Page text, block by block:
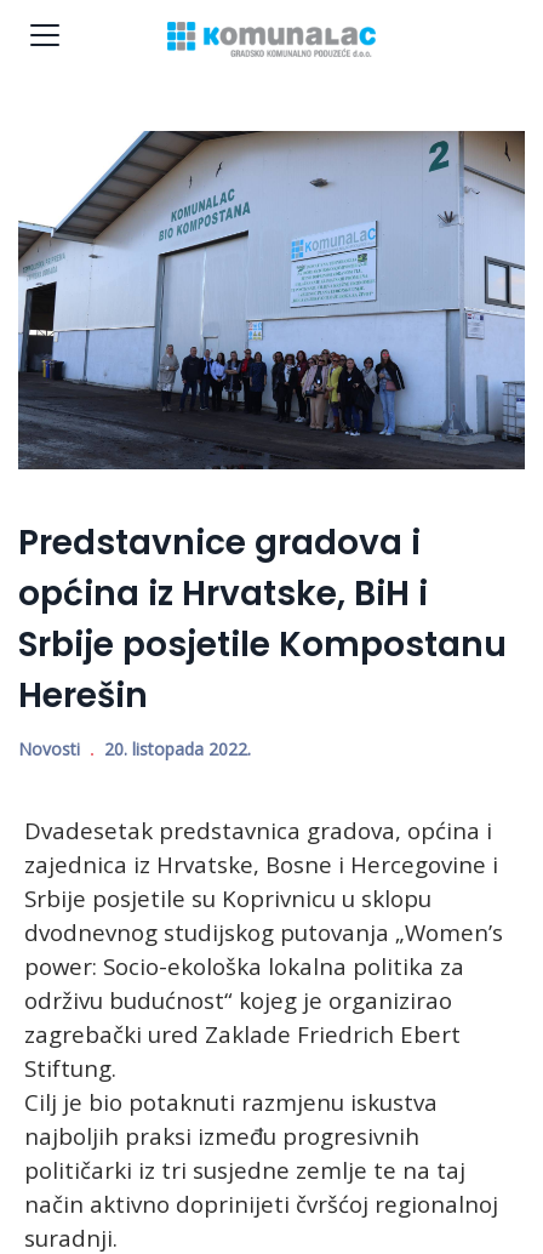
Predstavnice gradova i
općina iz Hrvatske, BiH i
Srbije posjetile Kompostanu
Herešin
Novosti 20. listopada 2022.
Dvadesetak predstavnica gradova, općina i
zajednica iz Hrvatske, Bosne i Hercegovine i
Srbije posjetile su Koprivnicu u sklopu
dvodnevnog studijskog putovanja „Women’s
power: Socio-ekološka lokalna politika za
održivu budućnost“ kojeg je organizirao
zagrebački ured Zaklade Friedrich Ebert
Stiftung.
Cilj je bio potaknuti razmjenu iskustva
najboljih praksi između progresivnih
političarki iz tri susjedne zemlje te na taj
način aktivno doprinijeti čvršćoj regionalnoj
suradnji.